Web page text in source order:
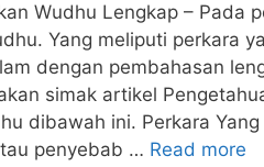
Wudhu Lengkap – Pada
Yang meliputi perkara
dengan pembahasan
simak artikel
dibawah ini. Perkara
penyebab … Read more